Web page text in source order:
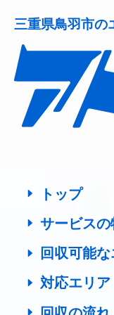
三重県鳥羽市の
トップ
サービス
回収可能
対応エリア